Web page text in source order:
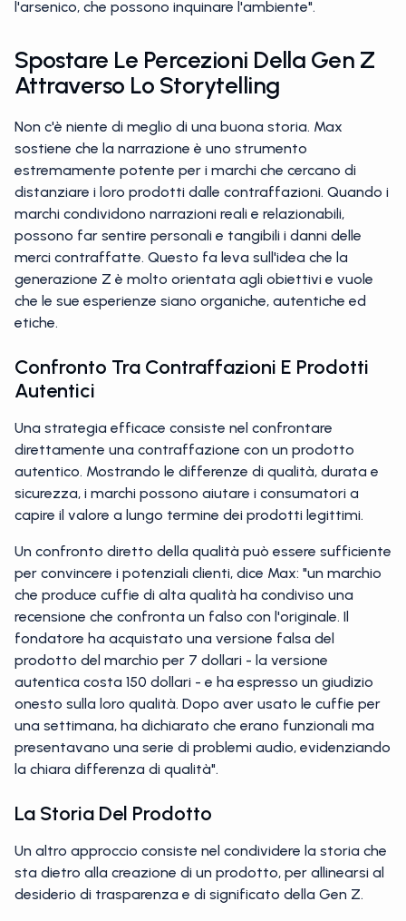
l'arsenico, che possono inquinare l'ambiente".
Spostare Le Percezioni Della Gen Z
Attraverso Lo Storytelling
Non c'è niente di meglio di una buona storia. Max
sostiene che la narrazione è uno strumento
estremamente potente per i marchi che cercano di
distanziare i loro prodotti dalle contraffazioni. Quando i
marchi condividono narrazioni reali e relazionabili,
possono far sentire personali e tangibili i danni delle
merci contraffatte. Questo fa leva sull'idea che la
generazione Z è molto orientata agli obiettivi e vuole
che le sue esperienze siano organiche, autentiche ed
etiche.
Confronto Tra Contraffazioni E Prodotti
Autentici
Una strategia efficace consiste nel confrontare
direttamente una contraffazione con un prodotto
autentico. Mostrando le differenze di qualità, durata e
sicurezza, i marchi possono aiutare i consumatori a
capire il valore a lungo termine dei prodotti legittimi.
Un confronto diretto della qualità può essere sufficiente
per convincere i potenziali clienti, dice Max: "un marchio
che produce cuffie di alta qualità ha condiviso una
recensione che confronta un falso con l'originale. Il
fondatore ha acquistato una versione falsa del
prodotto del marchio per 7 dollari - la versione
autentica costa 150 dollari - e ha espresso un giudizio
onesto sulla loro qualità. Dopo aver usato le cuffie per
una settimana, ha dichiarato che erano funzionali ma
presentavano una serie di problemi audio, evidenziando
la chiara differenza di qualità".
La Storia Del Prodotto
Un altro approccio consiste nel condividere la storia che
sta dietro alla creazione di un prodotto, per allinearsi al
desiderio di trasparenza e di significato della Gen Z.